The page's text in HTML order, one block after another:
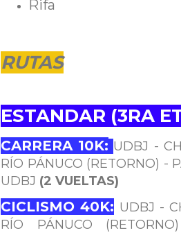
Rifa
RUTAS
ESTANDAR (3RA
CARRERA 10K: UDBJ -
RÍO PÁNUCO (RETORNO) -
UDBJ (2 VUELTAS)
CICLISMO 40K: UDBJ -
RÍO PÁNUCO